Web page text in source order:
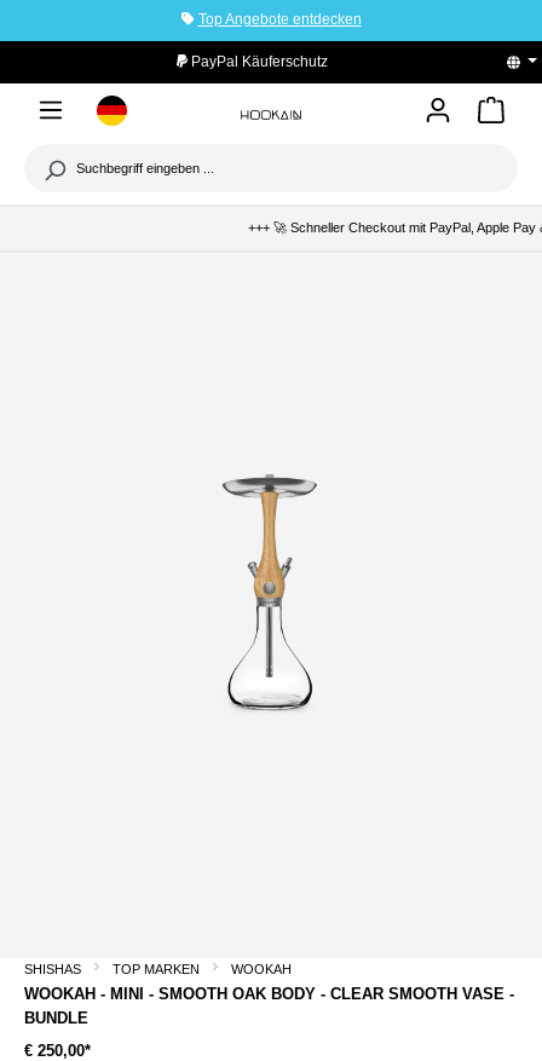
Top Angebote entdecken
PayPal Käuferschutz
+++ 🚀 Schneller Checkout mit PayPal, Apple Pay
SHISHAS TOP MARKEN WOOKAH
WOOKAH - MINI - SMOOTH OAK BODY - CLEAR SMOOTH VASE -
BUNDLE
€ 250,00*